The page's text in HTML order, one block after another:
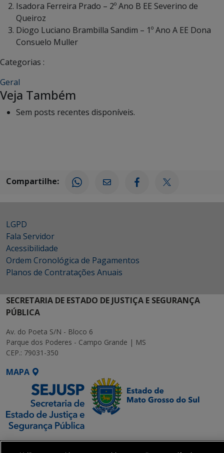
Isadora Ferreira Prado – 2º Ano B EE Severino de
Queiroz
Diogo Luciano Brambilla Sandim – 1º Ano A EE Dona
Consuelo Muller
Categorias :
Geral
Veja Também
Sem posts recentes disponíveis.
Compartilhe:
LGPD
Fala Servidor
Acessibilidade
Ordem Cronológica de Pagamentos
Planos de Contratações Anuais
SECRETARIA DE ESTADO DE JUSTIÇA E SEGURANÇA
PÚBLICA
Av. do Poeta S/N - Bloco 6
Parque dos Poderes - Campo Grande | MS
CEP.: 79031-350
MAPA
SETDIG | Secretaria-